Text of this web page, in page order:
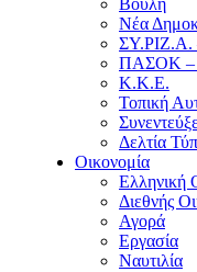
Βουλή
Νέα
ΣΥ.ΡΙΖ.Α.
ΠΑΣΟΚ –
Κ.Κ.Ε.
Τοπική
Δελτία
Οικονομία
Ελληνική
Διεθνής
Αγορά
Εργασία
Ναυτιλία